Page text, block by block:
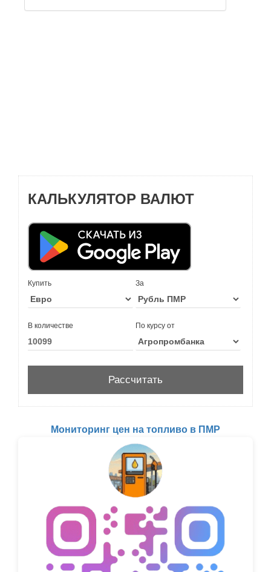
КАЛЬКУЛЯТОР ВАЛЮТ
Купить За
В количестве По курсу от
Мониторинг цен на топливо в ПМР